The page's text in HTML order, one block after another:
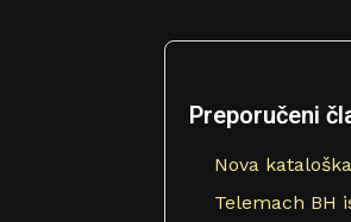
Preporučeni
Nova
Telemach BH